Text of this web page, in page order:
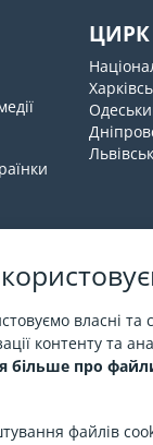
власні та
контенту та
більше про
файлів
ЦИРК
Про
На ESPORT.in.ua
інших міст